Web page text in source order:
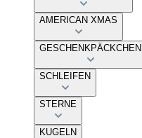
AMERICAN XMAS
GESCHENKPÄCKCHEN
SCHLEIFEN
STERNE
KUGELN